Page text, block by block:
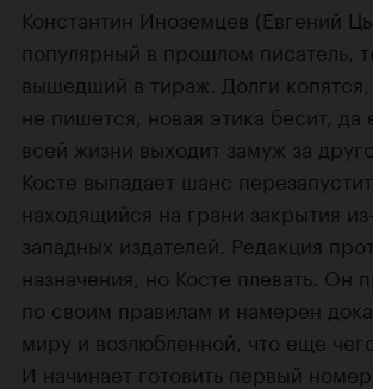
Константин Иноземцев (Евгений
популярный в прошлом писатель,
вышедший в тираж. Долги
не пишется, новая этика бесит,
всей жизни выходит замуж за
Косте выпадает шанс
находящийся на грани закрытия
западных издателей. Редакция
назначения, но Косте плевать. Он
по своим правилам и намерен
миру и возлюбленной, что еще
И начинает готовить первый номер.